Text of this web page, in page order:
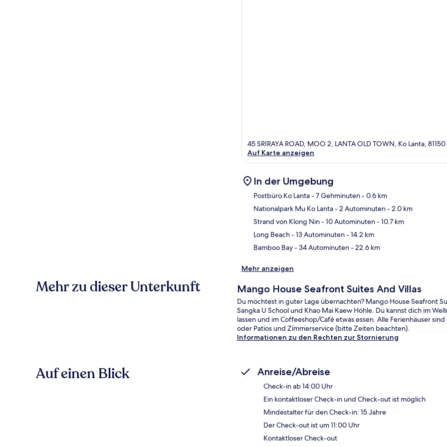
45 SRIRAYA ROAD, MOO 2, LANTA OLD TOWN, Ko Lanta, 81150
Auf Karte anzeigen
In der Umgebung
Postbüro Ko Lanta- 7 Gehminuten- 0.6 km
Nationalpark Mu Ko Lanta- 2 Autominuten- 2.0 km
Strand von Klong Nin- 10 Autominuten- 10.7 km
Long Beach- 13 Autominuten- 14.2 km
Bamboo Bay- 34 Autominuten- 22.6 km
Mehr anzeigen
Mehr zu dieser Unterkunft Mango House Seafront Suites And Villas
Du möchtest in guter Lage übernachten? Mango House Seafront
Sangka U School und Khao Mai Kaew Höhle. Du kannst dich im
lassen und im Coffeeshop/Café etwas essen. Alle Ferienhäuser
oder Patios und Zimmerservice (bitte Zeiten beachten).
Informationen zu den Rechten zur Stornierung
Auf einen Blick Anreise/Abreise
Check-in ab 14:00 Uhr
Ein kontaktloser Check-in und Check-out ist möglich
Mindestalter für den Check-in: 15 Jahre
Der Check-out ist um 11:00 Uhr
Kontaktloser Check-out